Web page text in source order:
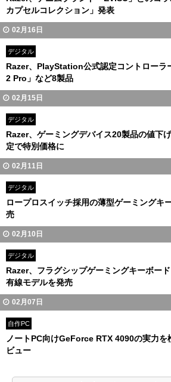
カプセルコレクション」発表
02月16日
デジタル
Razer、PlayStation公式認定コントロー
2 Pro」など8製品
02月15日
デジタル
Razer、ゲーミングデバイス20製品の値下
定で特別価格に
02月11日
デジタル
ロープロスイッチ採用の薄型ゲーミングキ
売
02月10日
デジタル
Razer、フラグシップゲーミングキーボー
有線モデルを発売
02月07日
自作PC
ノートPC向けGeForce RTX 4090の実力
ビュー